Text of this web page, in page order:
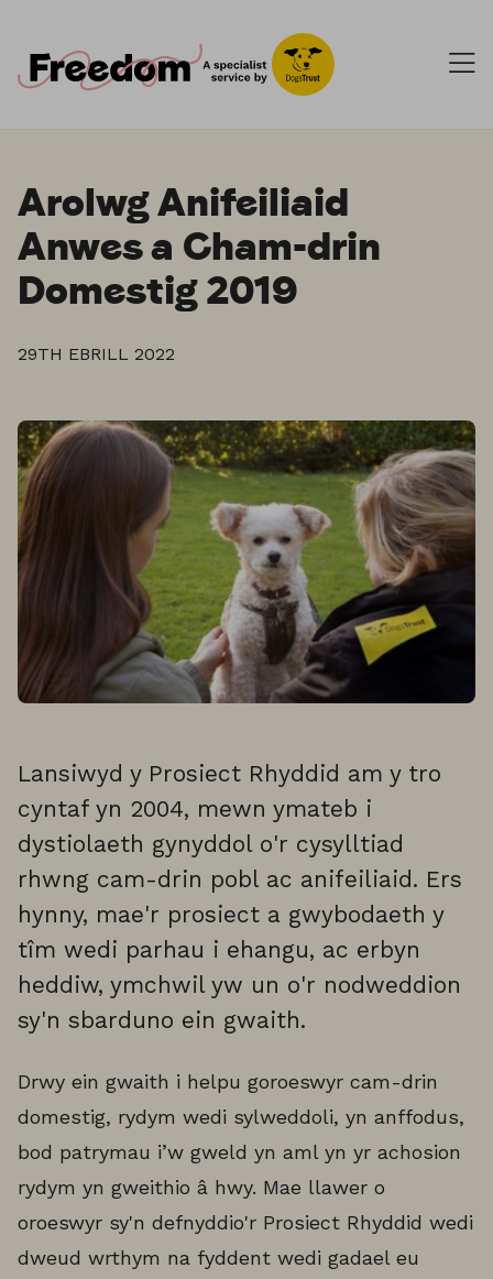
Arolwg Anifeiliaid
Anwes a Cham-drin
Domestig 2019
29TH EBRILL 2022
Lansiwyd y Prosiect Rhyddid am y tro
cyntaf yn 2004, mewn ymateb i
dystiolaeth gynyddol o'r cysylltiad
rhwng cam-drin pobl ac anifeiliaid. Ers
hynny, mae'r prosiect a gwybodaeth y
tîm wedi parhau i ehangu, ac erbyn
heddiw, ymchwil yw un o'r nodweddion
sy'n sbarduno ein gwaith.
Drwy ein gwaith i helpu goroeswyr cam-drin
domestig, rydym wedi sylweddoli, yn anffodus,
bod patrymau i’w gweld yn aml yn yr achosion
rydym yn gweithio â hwy. Mae llawer o
oroeswyr sy'n defnyddio'r Prosiect Rhyddid wedi
dweud wrthym na fyddent wedi gadael eu